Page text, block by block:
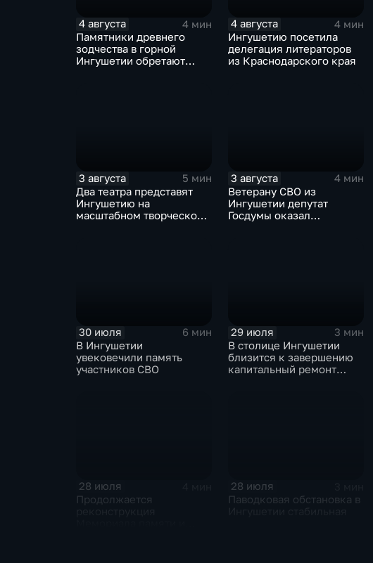
4 августа
4 мин
Памятники древнего
зодчества в горной
Ингушетии обретают
4 августа
4 мин
Ингушетию посетила
делегация литераторов
из Краснодарского края
3 августа
5 мин
Два театра представят
Ингушетию на
масштабном творческом
3 августа
4 мин
Ветерану СВО из
Ингушетии депутат
Госдумы оказал
30 июля
6 мин
В Ингушетии
увековечили память
участников СВО
29 июля
3 мин
В столице Ингушетии
близится к завершению
капитальный ремонт
28 июля
Продолжается
28 июля
Паводковая обстановка в